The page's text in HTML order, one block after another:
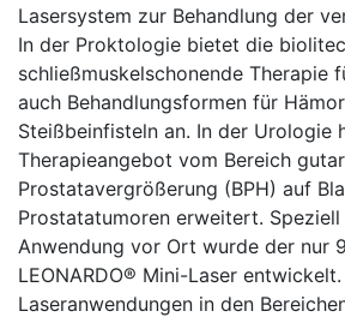
Lasersystem zur Behandlung der
In der Proktologie bietet die
schließmuskelschonende Therapie
auch Behandlungsformen für
Steißbeinfisteln an. In der Urologie
Therapieangebot vom Bereich
Prostatavergrößerung (BPH) auf
Prostatatumoren erweitert.
Anwendung vor Ort wurde der nur
LEONARDO® Mini-Laser
Laseranwendungen in den